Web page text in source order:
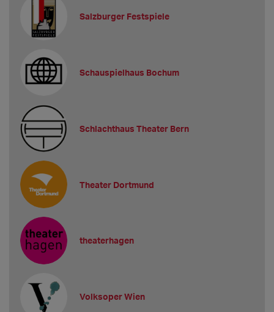
Salzburger Festspiele
Schauspielhaus Bochum
Schlachthaus Theater Bern
Theater Dortmund
theaterhagen
Volksoper Wien